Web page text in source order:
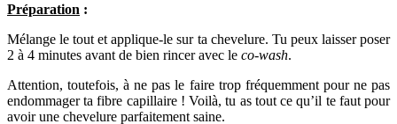
Préparation :
Mélange le tout et applique-le sur ta chevelure. Tu peux laisser poser
2 à 4 minutes avant de bien rincer avec le co-wash.
Attention, toutefois, à ne pas le faire trop fréquemment pour ne pas
endommager ta fibre capillaire ! Voilà, tu as tout ce qu’il te faut pour
avoir une chevelure parfaitement saine.